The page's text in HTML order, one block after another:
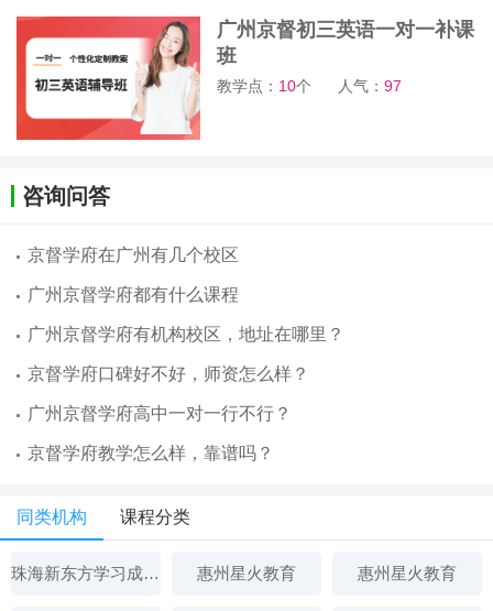
广州京督初三英语一对一补课
班
教学点： 10个 人气：97
咨询问答
京督学府在广州有几个校区
广州京督学府都有什么课程
广州京督学府有机构校区，地址在哪里？
京督学府口碑好不好，师资怎么样？
广州京督学府高中一对一行不行？
京督学府教学怎么样，靠谱吗？
同类机构 课程分类
珠海新东方学习成长中心 惠州星火教育 惠州星火教育